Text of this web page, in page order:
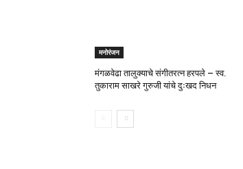
मनोरंजन
मंगळवेढा तालुक्याचे संगीतरत्न हरपले – स्व.
तुकाराम साखरे गुरुजी यांचे दुःखद निधन